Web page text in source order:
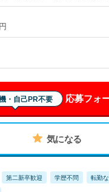
・自己PR不要 応募フォ
気になる
第二新卒歓迎 学歴不問 転勤な